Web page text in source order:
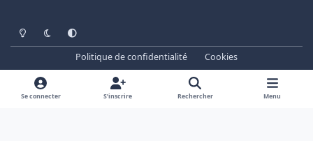
Light ModeDark ModeSystem Preference
Politique de confidentialité
Cookies
www.cheminots.net - Forum Libre depuis 2003
Powered by
Invision Community
Se connecter S’inscrire Rechercher Menu